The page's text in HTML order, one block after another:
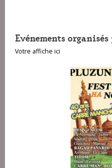
Evénements
Votre affiche ici